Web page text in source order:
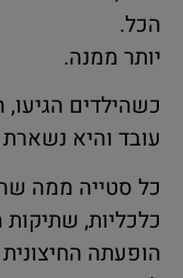
הכל.
יותר ממנה.
כשהילדים הגיעו,
עובד והיא
כל סטייה ממה
כלכליות, שתיקות
הופעתה